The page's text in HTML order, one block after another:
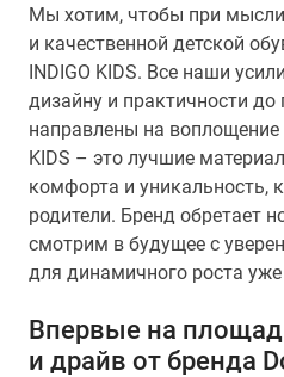
Мы хотим, чтобы при мысли
и качественной детской
INDIGO KIDS. Все наши
дизайну и практичности
направлены на воплощение
KIDS – это лучшие
комфорта и уникальность,
родители. Бренд обретает
смотрим в будущее с
для динамичного роста
Впервые на
и драйв от бренда